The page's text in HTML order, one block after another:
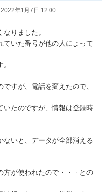
2022年1月7日 12:00
りました。
ていた番号が他の人によって
すが、電話を変えたので、
いたのですが、情報は登録時
ないと、データが全部消える
方が使われたので・・・との